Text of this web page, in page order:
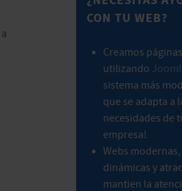
CON TU WEB?
Creamos
utilizando
sistema más
que se adapta a
necesidades de
empresa!
Webs modernas,
dinámicas y
mantien la